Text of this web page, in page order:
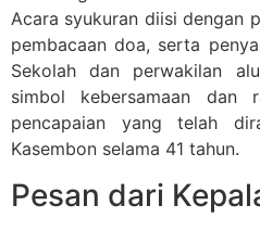
Acara syukuran diisi dengan
pembacaan doa, serta
Sekolah dan perwakilan
simbol kebersamaan dan
pencapaian yang telah
Kasembon selama 41 tahun.
Pesan dari